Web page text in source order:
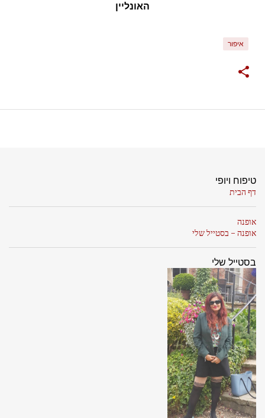
האונליין
איפור
טיפוח ויופי
דף הבית
אופנה
אופנה - בסטייל שלי
בסטייל שלי